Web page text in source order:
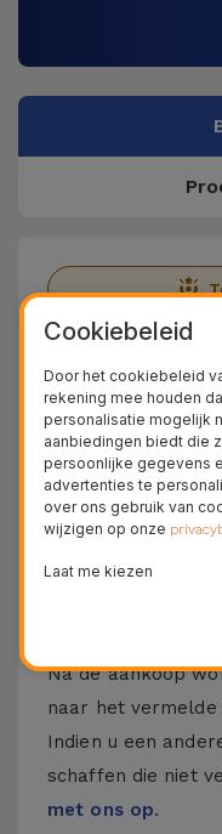
Ontdek de
De iServices-
om het beste van
deze vouchers
Na de aankoop
naar het vermelde
Indien u een
schaffen die niet
met ons op.
Cookiebeleid
Door het cookiebeleid
rekening mee houden
personalisatie mogelijk
aanbiedingen biedt die
persoonlijke gegevens
advertenties te
over ons gebruik van
wijzigen op onze
Laat me kiezen